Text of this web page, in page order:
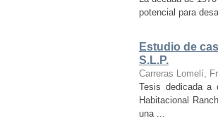
potencial para
Estudio de
S.L.P.
Carreras Lomelí,
Tesis dedicada a
Habitacional
una ...